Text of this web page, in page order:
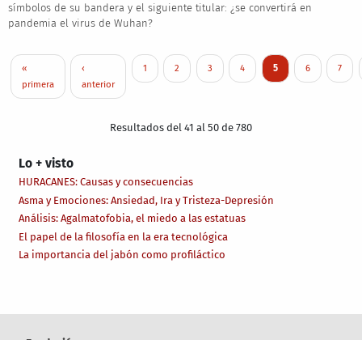
Lo + visto
HURACANES: Causas y consecuencias
Asma y Emociones: Ansiedad, Ira y Tristeza-Depresión
Análisis: Agalmatofobia, el miedo a las estatuas
El papel de la filosofía en la era tecnológica
La importancia del jabón como profiláctico
símbolos de su bandera y el siguiente titular: ¿se convertirá en
pandemia el virus de Wuhan?
Paginación
Primera página
«
primera
Página anterior
‹
anterior
Page
1 Page
2 Page
3 Page
4 Página actual
5 Page
6 Page
7
Resultados del 41 al 50 de 780